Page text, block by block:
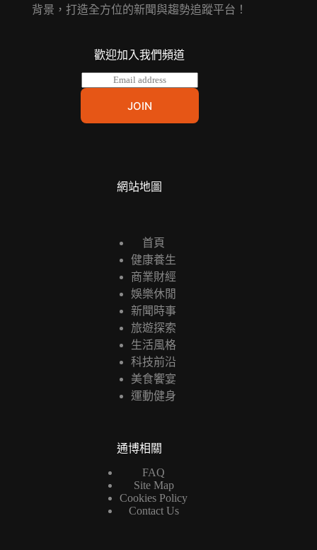
背景，打造全方位的新聞與趨勢追蹤平台！
歡迎加入我們頻道
m
l
JOIN
網站地圖
首頁
健康養生
商業財經
娛樂休閒
新聞時事
旅遊探索
生活風格
科技前沿
美食饗宴
運動健身
通博相關
FAQ
Site Map
Cookies Policy
Contact Us